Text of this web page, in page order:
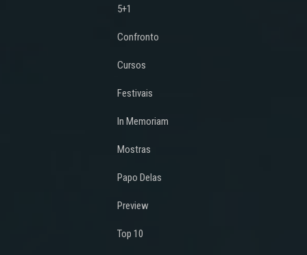
5+1
Confronto
Cursos
Festivais
In Memoriam
Mostras
Papo Delas
Preview
Top 10